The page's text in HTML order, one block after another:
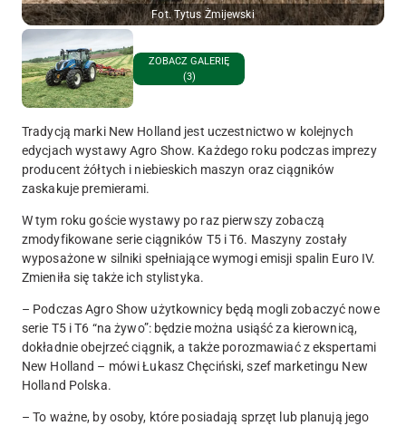
Fot. Tytus Żmijewski
ZOBACZ GALERIĘ
(3)
Tradycją marki New Holland jest uczestnictwo w kolejnych
edycjach wystawy Agro Show. Każdego roku podczas imprezy
producent żółtych i niebieskich maszyn oraz ciągników
zaskakuje premierami.
W tym roku goście wystawy po raz pierwszy zobaczą
zmodyfikowane serie ciągników T5 i T6. Maszyny zostały
wyposażone w silniki spełniające wymogi emisji spalin Euro IV.
Zmieniła się także ich stylistyka.
– Podczas Agro Show użytkownicy będą mogli zobaczyć nowe
serie T5 i T6 “na żywo”: będzie można usiąść za kierownicą,
dokładnie obejrzećciągnik, a także porozmawiać z ekspertami
New Holland – mówi Łukasz Chęciński,szef marketingu New
Holland Polska.
– To ważne, by osoby, które posiadają sprzęt lub planują jego